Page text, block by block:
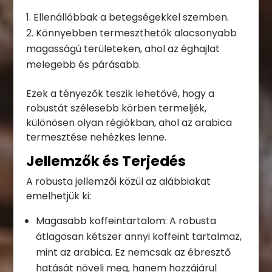
Ellenállóbbak a betegségekkel szemben.
Könnyebben termeszthetők alacsonyabb
magasságú területeken, ahol az éghajlat
melegebb és párásabb.
Ezek a tényezők teszik lehetővé, hogy a
robustát szélesebb körben termeljék,
különösen olyan régiókban, ahol az arabica
termesztése nehézkes lenne.
Jellemzők és Terjedés
A robusta jellemzői közül az alábbiakat
emelhetjük ki:
Magasabb koffeintartalom: A robusta
átlagosan kétszer annyi koffeint tartalmaz,
mint az arabica. Ez nemcsak az ébresztő
hatását növeli meg, hanem hozzájárul